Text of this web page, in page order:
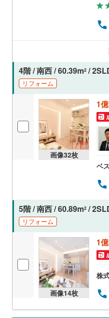
4階 / 南西 / 60.39m2 /
リフォーム
画像32枚
1
ベ
5階 / 南西 / 60.89m2 /
リフォーム
画像14枚
1
株